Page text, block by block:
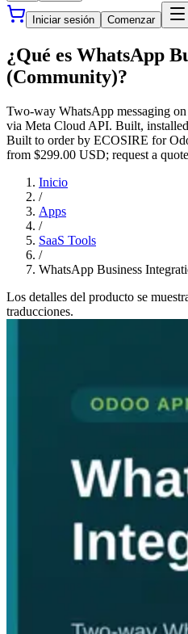
Iniciar sesión Comenzar
¿Qué es WhatsApp
(Community)?
Two-way WhatsApp messaging
via Meta Cloud API. Built,
Built to order by ECOSIRE for
from $299.00 USD; request a
Inicio
/
Apps
/
SaaS Tools
/
WhatsApp Business
Los detalles del producto se
traducciones.